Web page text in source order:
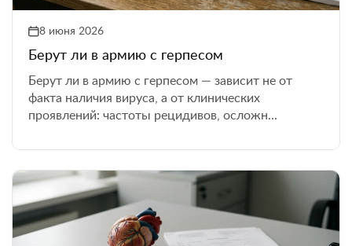
8 июня 2026
Берут ли в армию с герпесом
Берут ли в армию с герпесом — зависит не от
факта наличия вируса, а от клинических
проявлений: частоты рецидивов, осложн...